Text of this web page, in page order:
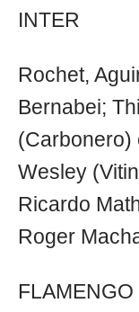
INTER
Rochet,
Bernabei;
(Carbonero)
Wesley
Ricardo
Roger
FLAMENGO